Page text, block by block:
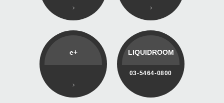
e+ LIQUIDROOM
03-5464-0800